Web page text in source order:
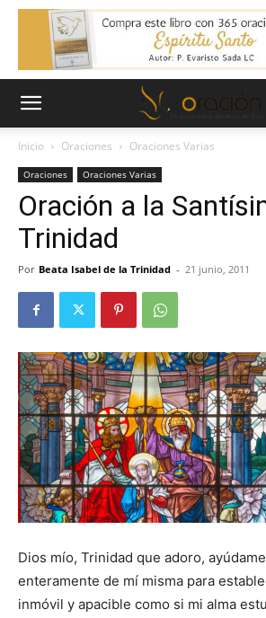
Inicio Oraciones Oraciones Varias
Oraciones Oraciones Varias
Oración a la
Trinidad
Por Beata Isabel de la Trinidad - 21 junio, 2011
Dios mío, Trinidad que adoro,
enteramente de mí misma para
inmóvil y apacible como si mi alma